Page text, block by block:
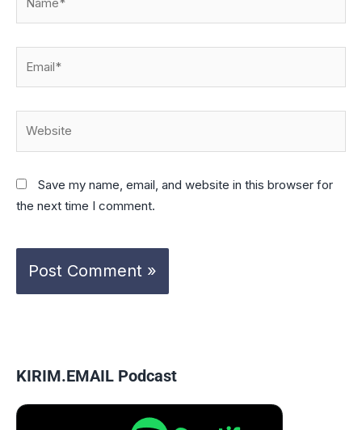
Save my name, email, and website in this browser for
the next time I comment.
KIRIM.EMAIL Podcast